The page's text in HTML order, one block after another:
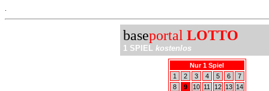
baseportal LOTTO
1 SPIEL kostenlos
Nur 1 Spiel
1
2 3 4 5 6
7
8
9 10 11 12 13
14